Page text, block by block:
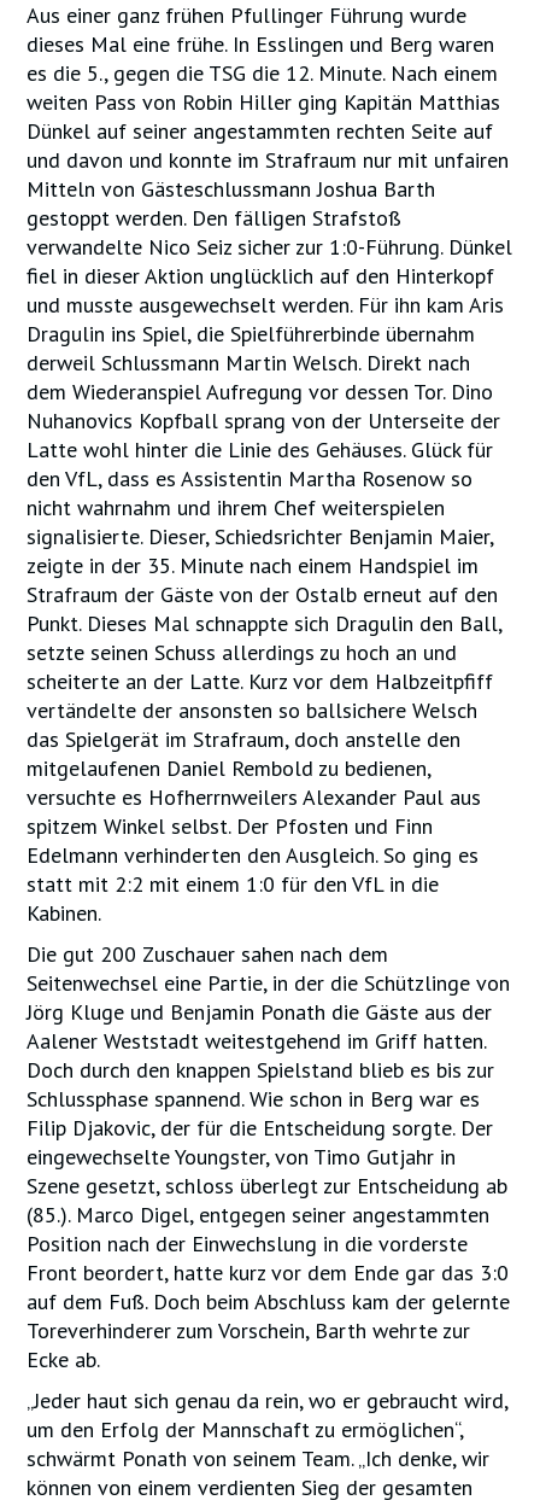
Aus einer ganz frühen Pfullinger Führung wurde
dieses Mal eine frühe. In Esslingen und Berg waren
es die 5., gegen die TSG die 12. Minute. Nach einem
weiten Pass von Robin Hiller ging Kapitän Matthias
Dünkel auf seiner angestammten rechten Seite auf
und davon und konnte im Strafraum nur mit unfairen
Mitteln von Gästeschlussmann Joshua Barth
gestoppt werden. Den fälligen Strafstoß
verwandelte Nico Seiz sicher zur 1:0-Führung. Dünkel
fiel in dieser Aktion unglücklich auf den Hinterkopf
und musste ausgewechselt werden. Für ihn kam Aris
Dragulin ins Spiel, die Spielführerbinde übernahm
derweil Schlussmann Martin Welsch. Direkt nach
dem Wiederanspiel Aufregung vor dessen Tor. Dino
Nuhanovics Kopfball sprang von der Unterseite der
Latte wohl hinter die Linie des Gehäuses. Glück für
den VfL, dass es Assistentin Martha Rosenow so
nicht wahrnahm und ihrem Chef weiterspielen
signalisierte. Dieser, Schiedsrichter Benjamin Maier,
zeigte in der 35. Minute nach einem Handspiel im
Strafraum der Gäste von der Ostalb erneut auf den
Punkt. Dieses Mal schnappte sich Dragulin den Ball,
setzte seinen Schuss allerdings zu hoch an und
scheiterte an der Latte. Kurz vor dem Halbzeitpfiff
vertändelte der ansonsten so ballsichere Welsch
das Spielgerät im Strafraum, doch anstelle den
mitgelaufenen Daniel Rembold zu bedienen,
versuchte es Hofherrnweilers Alexander Paul aus
spitzem Winkel selbst. Der Pfosten und Finn
Edelmann verhinderten den Ausgleich. So ging es
statt mit 2:2 mit einem 1:0 für den VfL in die
Kabinen.
Die gut 200 Zuschauer sahen nach dem
Seitenwechsel eine Partie, in der die Schützlinge von
Jörg Kluge und Benjamin Ponath die Gäste aus der
Aalener Weststadt weitestgehend im Griff hatten.
Doch durch den knappen Spielstand blieb es bis zur
Schlussphase spannend. Wie schon in Berg war es
Filip Djakovic, der für die Entscheidung sorgte. Der
eingewechselte Youngster, von Timo Gutjahr in
Szene gesetzt, schloss überlegt zur Entscheidung ab
(85.). Marco Digel, entgegen seiner angestammten
Position nach der Einwechslung in die vorderste
Front beordert, hatte kurz vor dem Ende gar das 3:0
auf dem Fuß. Doch beim Abschluss kam der gelernte
Toreverhinderer zum Vorschein, Barth wehrte zur
Ecke ab.
„Jeder haut sich genau da rein, wo er gebraucht wird,
um den Erfolg der Mannschaft zu ermöglichen“,
schwärmt Ponath von seinem Team. „Ich denke, wir
können von einem verdienten Sieg der gesamten